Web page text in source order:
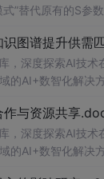
”替代原有的S
于2.5至16.0 GT/s速率
图谱提升供需
，深度探索AI技
的AI+数智化解决
作与资源共享
，深度探索AI技
的AI+数智化解决